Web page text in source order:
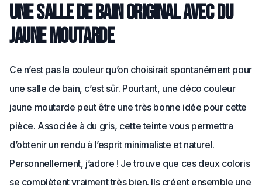
Une salle de bain original avec du
jaune moutarde
Ce n’est pas la couleur qu’on choisirait spontanément pour
une salle de bain, c’est sûr. Pourtant, une déco couleur
jaune moutarde peut être une très bonne idée pour cette
pièce. Associée à du gris, cette teinte vous permettra
d’obtenir un rendu à l’esprit minimaliste et naturel.
Personnellement, j’adore ! Je trouve que ces deux coloris
se complètent vraiment très bien. Ils créent ensemble une